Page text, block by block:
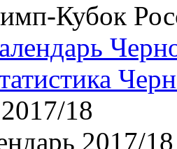
Кубок
18
2017/18